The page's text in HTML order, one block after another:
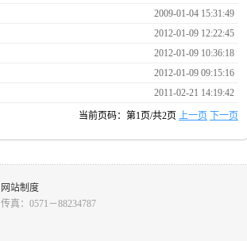
2009-01-04 15:31:49
2012-01-09 12:22:45
2012-01-09 10:36:18
2012-01-09 09:15:16
2011-02-21 14:19:42
当前页码：第1页/共2页 上一页 下一页
网站制度
真：0571－88234787